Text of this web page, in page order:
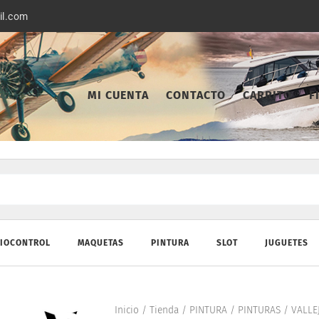
MI CUENTA CONTACTO CARRITO
MAQUETAS PINTURA SLOT JUGUETES
Inicio / Tienda/ PINTURA/ PINTURAS/